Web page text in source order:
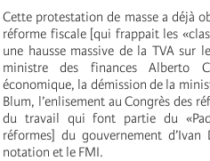
Cette protestation de masse a déjà
réforme fiscale [qui frappait les
une hausse massive de la TVA sur
ministre des finances Alberto
économique, la démission de la
Blum, l’enlisement au Congrès des
du travail qui font partie du
réformes] du gouvernement
notation et le FMI.